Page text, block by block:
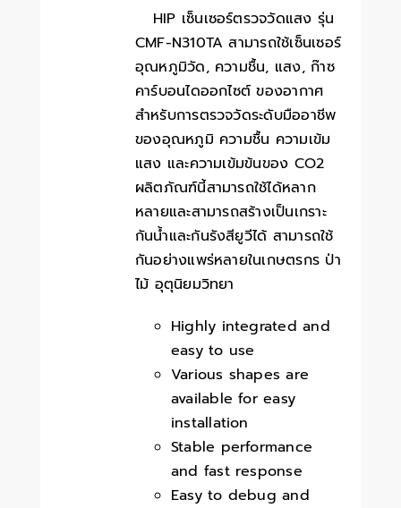
HIP เซ็นเซอร์ตรวจวัดแสง รุ่น
CMF-N310TA สามารถใช้เซ็นเซอร์
อุณหภูมิวัด, ความชื้น, แสง, ก๊าซ
คาร์บอนไดออกไซต์ ของอากาศ
สำหรับการตรวจวัดระดับมืออาชีพ
ของอุณหภูมิ ความชื้น ความเข้ม
แสง และความเข้มข้นของ CO2
ผลิตภัณฑ์นี้สามารถใช้ได้หลาก
หลายและสามารถสร้างเป็นเกราะ
กันน้ำและกันรังสียูวีได้ สามารถใช้
กันอย่างแพร่หลายในเกษตรกร ป่า
ไม้ อุตุนิยมวิทยา
Highly integrated and
easy to use
Various shapes are
available for easy
installation
Stable performance
and fast response
Easy to debug and